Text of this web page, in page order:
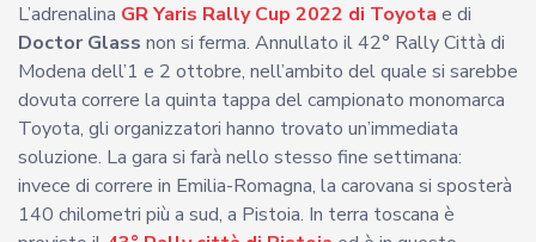
L’adrenalina GR Yaris Rally Cup 2022 di Toyota e di
Doctor Glass non si ferma. Annullato il 42° Rally Città di
Modena dell’1 e 2 ottobre, nell’ambito del quale si sarebbe
dovuta correre la quinta tappa del campionato monomarca
Toyota, gli organizzatori hanno trovato un’immediata
soluzione. La gara si farà nello stesso fine settimana:
invece di correre in Emilia-Romagna, la carovana si sposterà
140 chilometri più a sud, a Pistoia. In terra toscana è